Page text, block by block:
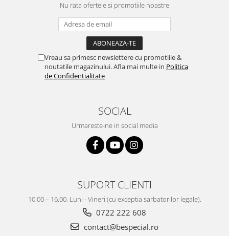
Nu rata ofertele si promotiile noastre
Vreau sa primesc newslettere cu promotiile &
noutatile magazinului. Afla mai multe in Politica
de Confidentialitate
SOCIAL
Urmareste-ne in social media
SUPORT CLIENTI
10.00 – 16.00, Luni - Vineri (cu exceptia sarbatorilor legale).
0722 222 608
contact@bespecial.ro